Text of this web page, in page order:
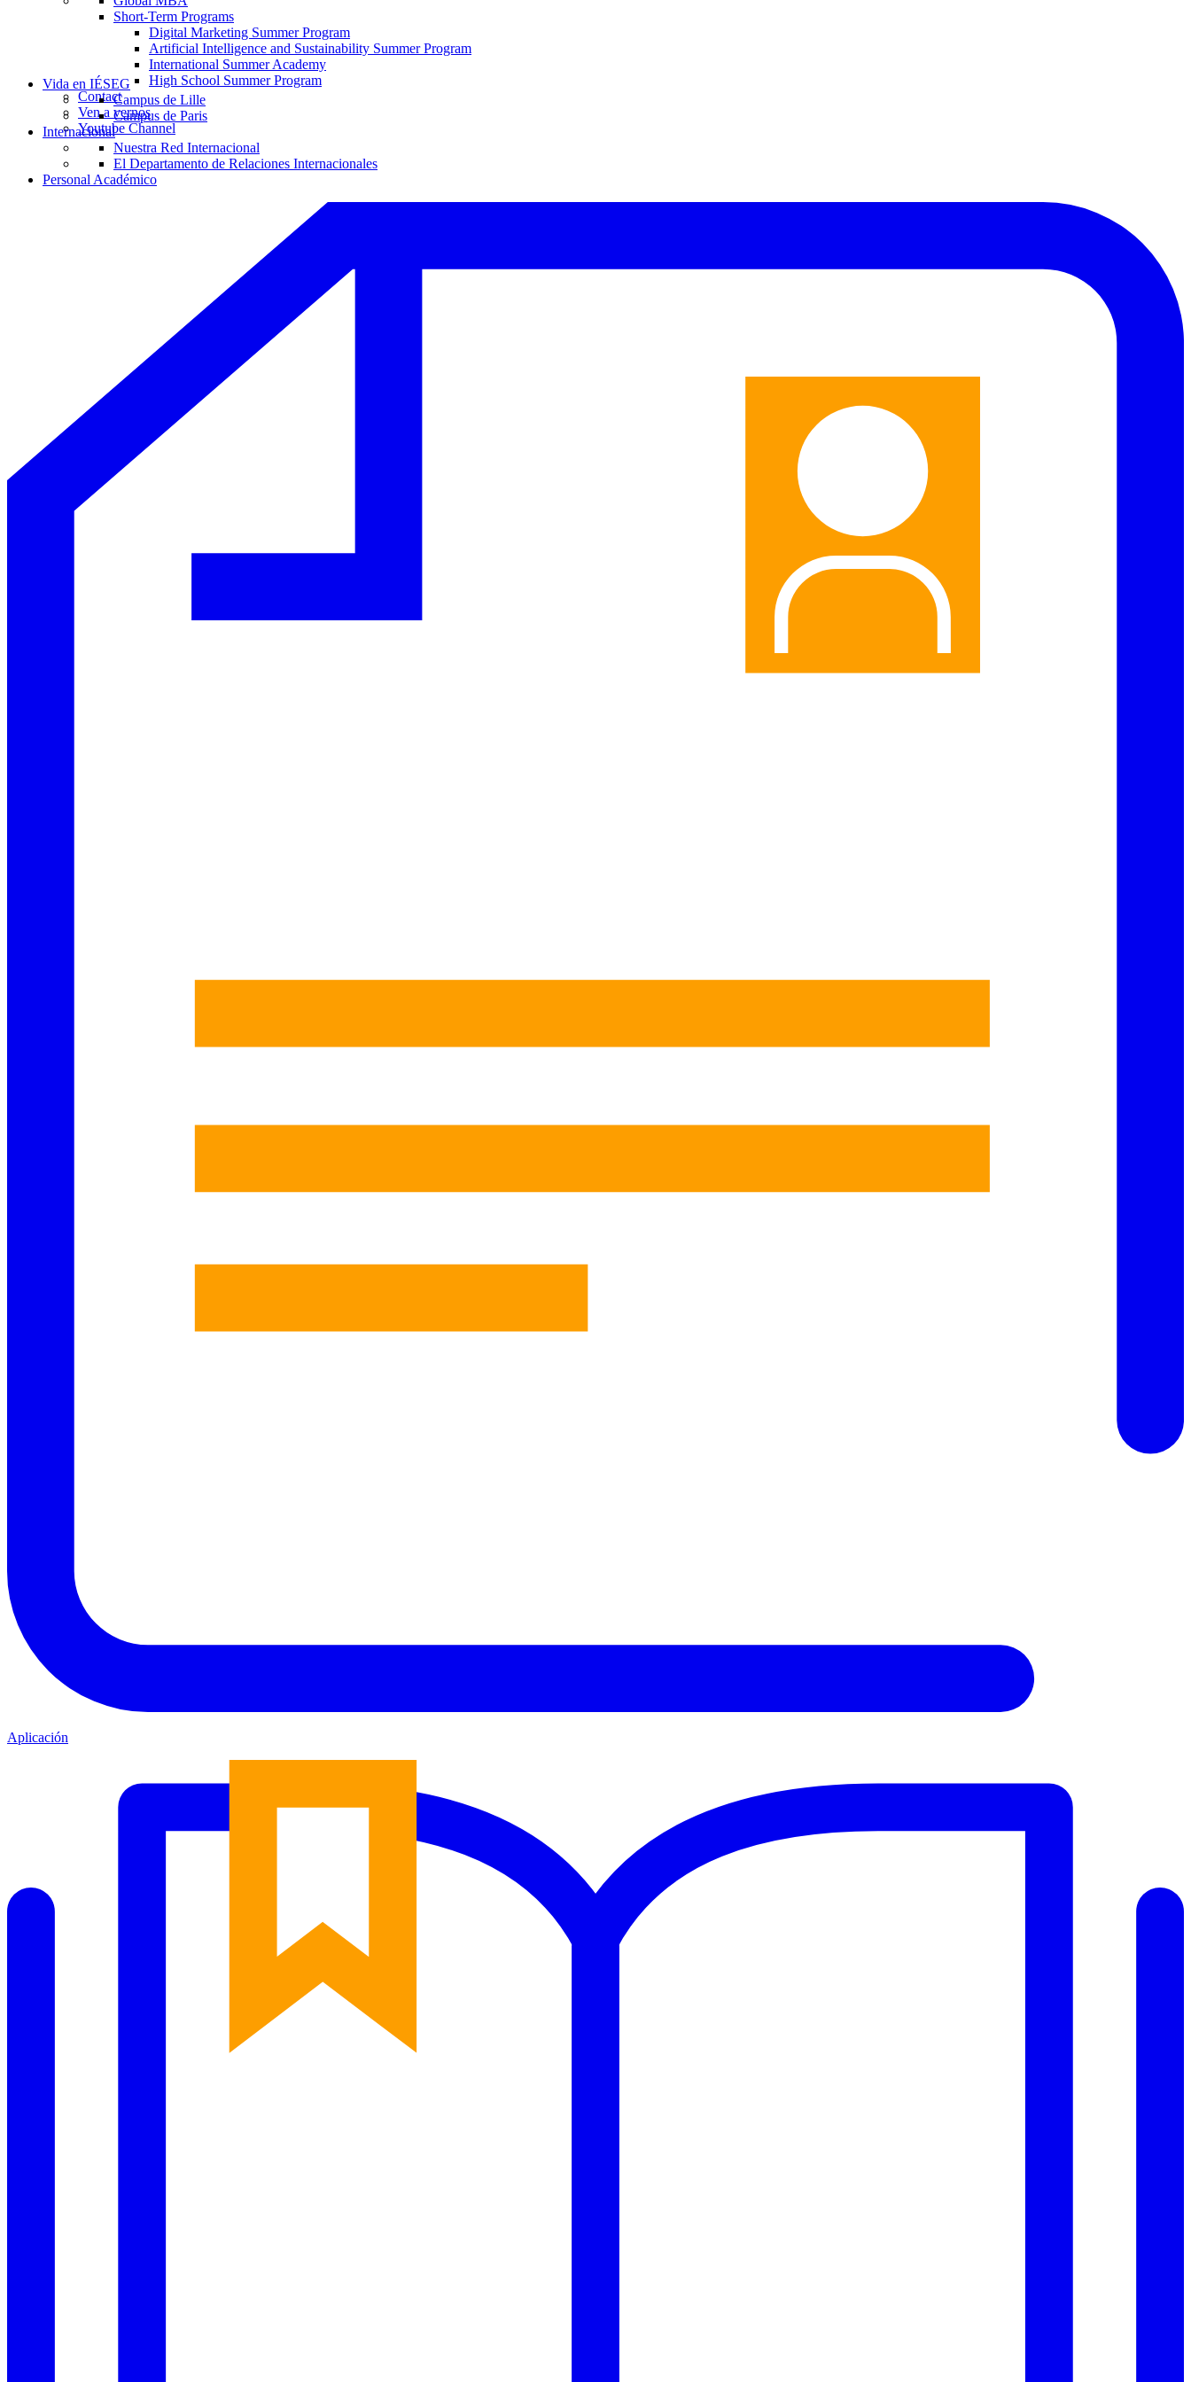
Short-Term Programs
Digital Marketing Summer Program
Artificial Intelligence and Sustainability Summer Program
International Summer Academy
High School Summer Program
Contact
Ven a vernos
Youtube Channel
Vida en IÉSEG
Campus de Lille
Campus de Paris
Internacional
Nuestra Red Internacional
El Departamento de Relaciones Internacionales
Personal Académico
Aplicación